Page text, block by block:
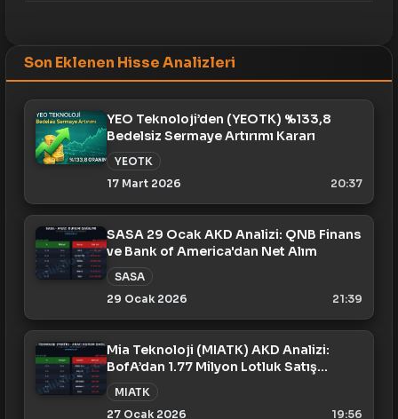
Son Eklenen Hisse Analizleri
YEO Teknoloji’den (YEOTK) %133,8
Bedelsiz Sermaye Artırımı Kararı
YEOTK
17 Mart 2026
20:37
SASA 29 Ocak AKD Analizi: QNB Finans
ve Bank of America'dan Net Alım
SASA
29 Ocak 2026
21:39
Mia Teknoloji (MIATK) AKD Analizi:
BofA’dan 1.77 Milyon Lotluk Satış
Baskısı (27 Ocak)
MIATK
27 Ocak 2026
19:56